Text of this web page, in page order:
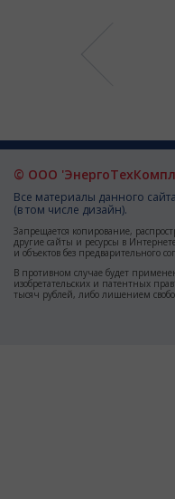
© ООО
Все материалы данного
(в том числе дизайн).
Запрещается копирование,
другие сайты и ресурсы в
и объектов без предварительного
В противном случае будет
изобретательских и патентных
тысяч рублей, либо лишением